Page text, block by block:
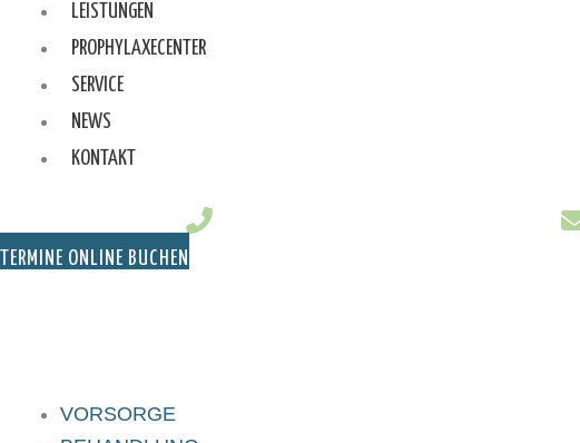
LEISTUNGEN
PROPHYLAXECENTER
SERVICE
NEWS
KONTAKT
TERMINE ONLINE BUCHEN
VORSORGE